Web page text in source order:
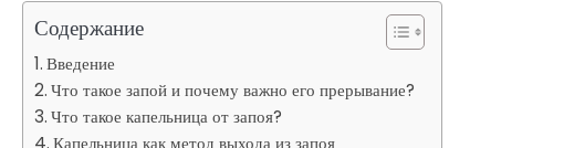
Содержание
Введение
Что такое запой и почему важно его прерывание?
Что такое капельница от запоя?
Капельница как метод выхода из запоя